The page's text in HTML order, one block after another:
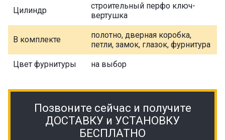
Цилиндр
строительный перфо ключ-
вертушка
В комплекте
полотно, дверная коробка,
петли, замок, глазок, фурнитура
Цвет фурнитуры на выбор
Позвоните сейчас и получите
ДОСТАВКУ и УСТАНОВКУ
БЕСПЛАТНО